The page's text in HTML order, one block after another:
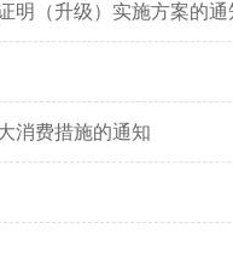
明（升级）实施方案的通
消费措施的通知